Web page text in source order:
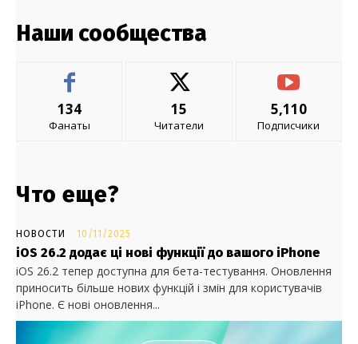
Наши сообщества
134
Фанаты
15
Читатели
5,110
Подписчики
Что еще?
НОВОСТИ 10/11/2025
iOS 26.2 додає ці нові функції до вашого iPhone
iOS 26.2 тепер доступна для бета-тестування. Оновлення
приносить більше нових функцій і змін для користувачів
iPhone. Є нові оновлення...